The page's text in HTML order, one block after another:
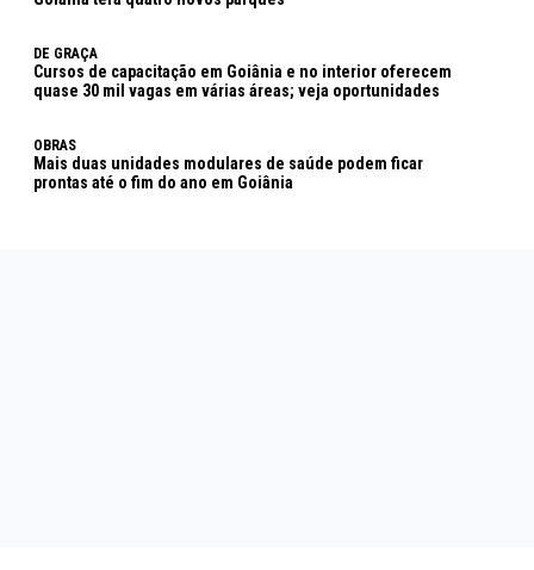
DE GRAÇA
Cursos de capacitação em Goiânia e no interior oferecem
quase 30 mil vagas em várias áreas; veja oportunidades
OBRAS
Mais duas unidades modulares de saúde podem ficar
prontas até o fim do ano em Goiânia